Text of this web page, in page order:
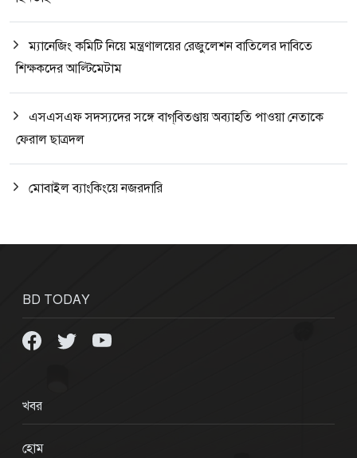
ম্যানেজিং কমিটি নিয়ে মন্ত্রণালয়ের রেজুলেশন বাতিলের দাবিতে
শিক্ষকদের আল্টিমেটাম
এসএসএফ সদস্যদের সঙ্গে বাগ্‌বিতণ্ডায় অব্যাহতি পাওয়া নেতাকে
ফেরাল ছাত্রদল
মোবাইল ব্যাংকিংয়ে নজরদারি
BD TODAY
খবর
হোম